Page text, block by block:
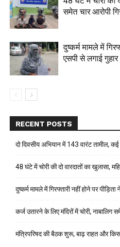
समेत चार आरोपी
दुष्कर्म मामले में
एसपी से लगाई गुहार
RECENT POSTS
दो दिवसीय अभियान में 143 वारंट तामील,
48 घंटे में चोरी की दो वारदातों का खुलासा,
दुष्कर्म मामले में गिरफ्तारी नहीं होने पर
कर्ज उतारने के लिए मंदिरों में चोरी, नाबालिग
मंत्रिपरिषद की बैठक शुरू, बाढ़ राहत और